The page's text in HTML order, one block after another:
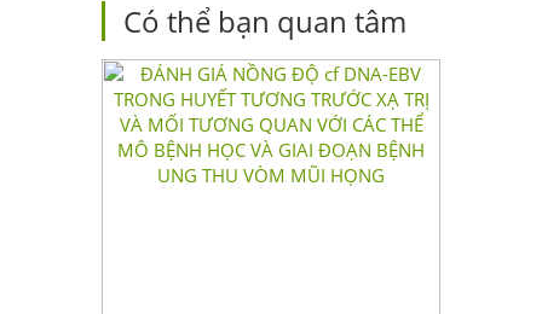
Có thể bạn quan tâm